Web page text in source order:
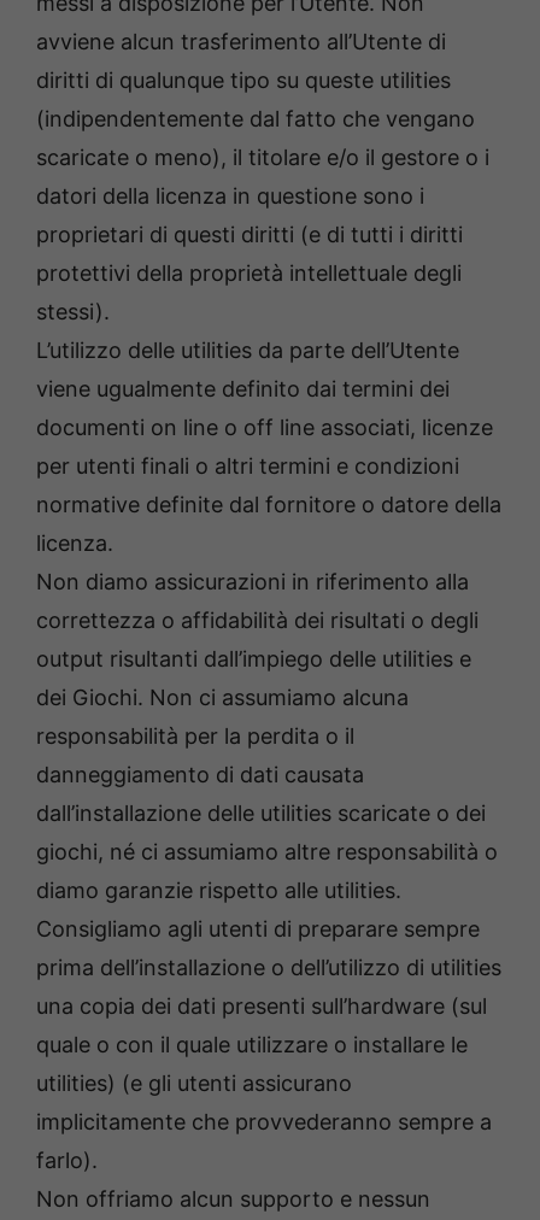
avviene alcun trasferimento all’Utente di
diritti di qualunque tipo su queste utilities
(indipendentemente dal fatto che vengano
scaricate o meno), il titolare e/o il gestore o i
datori della licenza in questione sono i
proprietari di questi diritti (e di tutti i diritti
protettivi della proprietà intellettuale degli
stessi).
L’utilizzo delle utilities da parte dell’Utente
viene ugualmente definito dai termini dei
documenti on line o off line associati, licenze
per utenti finali o altri termini e condizioni
normative definite dal fornitore o datore della
licenza.
Non diamo assicurazioni in riferimento alla
correttezza o affidabilità dei risultati o degli
output risultanti dall’impiego delle utilities e
dei Giochi. Non ci assumiamo alcuna
responsabilità per la perdita o il
danneggiamento di dati causata
dall’installazione delle utilities scaricate o dei
giochi, né ci assumiamo altre responsabilità o
diamo garanzie rispetto alle utilities.
Consigliamo agli utenti di preparare sempre
prima dell’installazione o dell’utilizzo di utilities
una copia dei dati presenti sull’hardware (sul
quale o con il quale utilizzare o installare le
utilities) (e gli utenti assicurano
implicitamente che provvederanno sempre a
farlo).
Non offriamo alcun supporto e nessun